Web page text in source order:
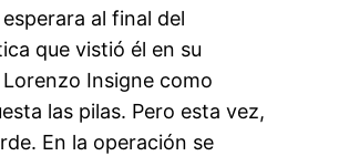
al final del
que vistió él en su
Insigne como
las pilas. Pero esta vez,
En la operación se